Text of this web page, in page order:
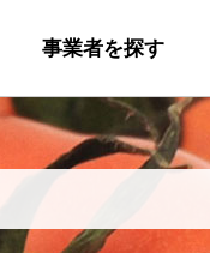
事業者を探す